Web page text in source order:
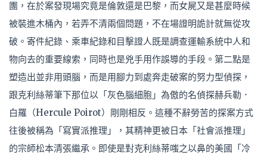
團，在於案發現場究竟是倫敦還是巴黎，而女屍又是甚麼時候
被裝進木桶內，若弄不清兩個問題，不在場證明詭計就無從攻
破。寄件紀錄、乘車紀錄和目擊證人既是調查運輸系統中人和
物向去的重要線索，同時也是兇手用作誤導的手段。第二點是
塑造出並非用頭腦，而是用腳力到處奔走破案的努力型偵探，
跟克利絲蒂筆下那位以「灰色腦細胞」為傲的名偵探赫兵勒．
白羅（Hercule Poirot）剛剛相反。這種不辭勞苦的探案方式
往後被稱為「寫實派推理」，其精神更被日本「社會派推理」
的宗師松本清張繼承。即使是對克利絲蒂嗤之以鼻的美國「冷